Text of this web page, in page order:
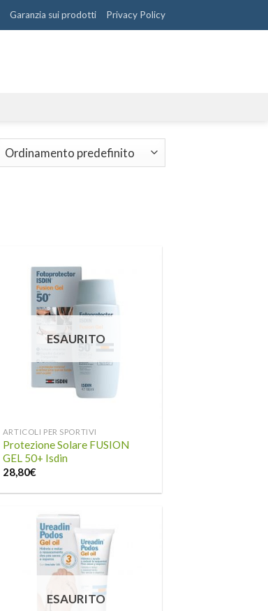
Garanzia sui prodotti Privacy Policy
ESAURITO
ARTICOLI PER SPORTIVI
Protezione Solare FUSION
GEL 50+ Isdin
28,80€
ESAURITO